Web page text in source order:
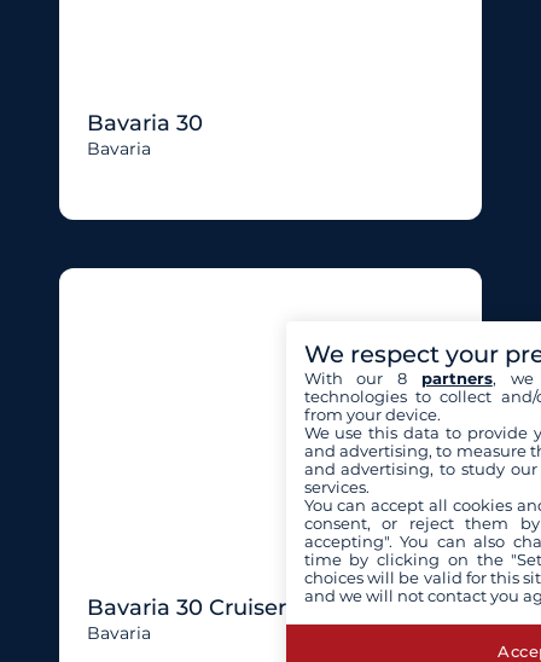
Bavaria 30
Bavaria
Bavaria 30 Cruiser
Bavaria
We respect your
With our 8 partners, we
technologies to collect
from your device.
We use this data to provide
and advertising, to measure
and advertising, to study
services.
You can accept all cookies
consent, or reject them
accepting". You can also
time by clicking on the
choices will be valid for this
and we will not contact you